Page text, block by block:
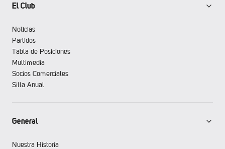
El Club
Noticias
Partidos
Tabla de Posiciones
Multimedia
Socios Comerciales
Silla Anual
General
Nuestra Historia